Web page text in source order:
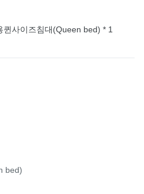
퀸사이즈침대(Queen bed) * 1
bed)